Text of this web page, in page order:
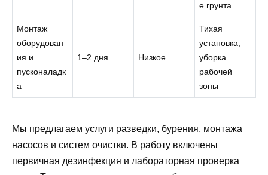
е грунта
Монтаж
оборудован
ия и
пусконаладк
а
1–2 дня Низкое
Тихая
установка,
уборка
рабочей
зоны
Мы предлагаем услуги разведки, бурения, монтажа
насосов и систем очистки. В работу включены
первичная дезинфекция и лабораторная проверка